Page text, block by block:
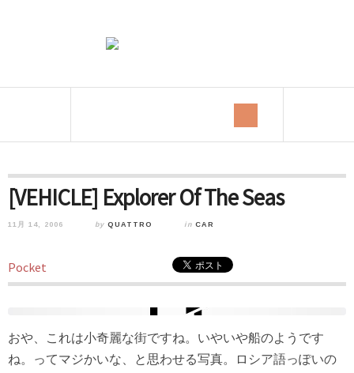
[VEHICLE] Explorer Of The Seas
11月 14, 2006 by QUATTRO in CAR
Pocket
おや、これは小奇麗な街ですね。いやいや船のようです
ね。ってマジかいな、と思わせる写真。ロシア語っぽいの